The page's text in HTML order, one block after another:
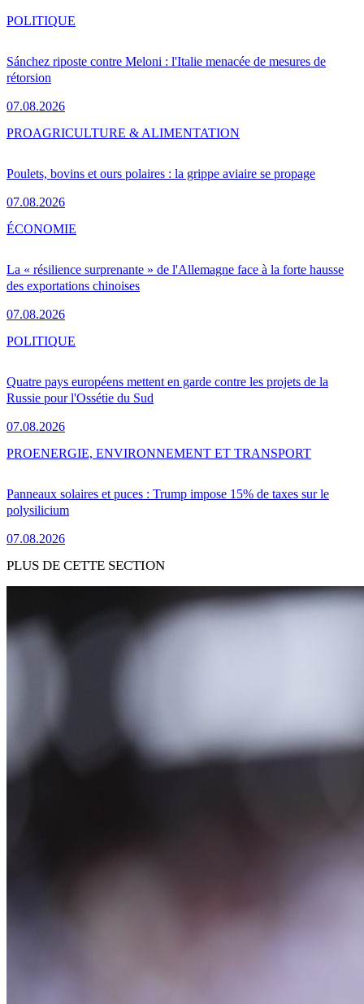
Sánchez riposte contre Meloni : l'Italie menacée de mesures de
rétorsion
07.08.2026
POLITIQUE
Poulets, bovins et ours polaires : la grippe aviaire se propage
07.08.2026
PROAGRICULTURE & ALIMENTATION
La « résilience surprenante » de l'Allemagne face à la forte hausse
des exportations chinoises
07.08.2026
ÉCONOMIE
Quatre pays européens mettent en garde contre les projets de la
Russie pour l'Ossétie du Sud
07.08.2026
POLITIQUE
Panneaux solaires et puces : Trump impose 15% de taxes sur le
polysilicium
07.08.2026
PROENERGIE, ENVIRONNEMENT ET TRANSPORT
PLUS DE CETTE SECTION